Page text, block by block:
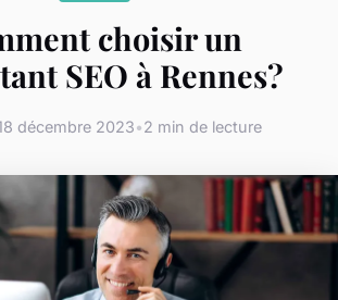
choisir un
SEO à Rennes?
décembre 2023•2 min de lecture